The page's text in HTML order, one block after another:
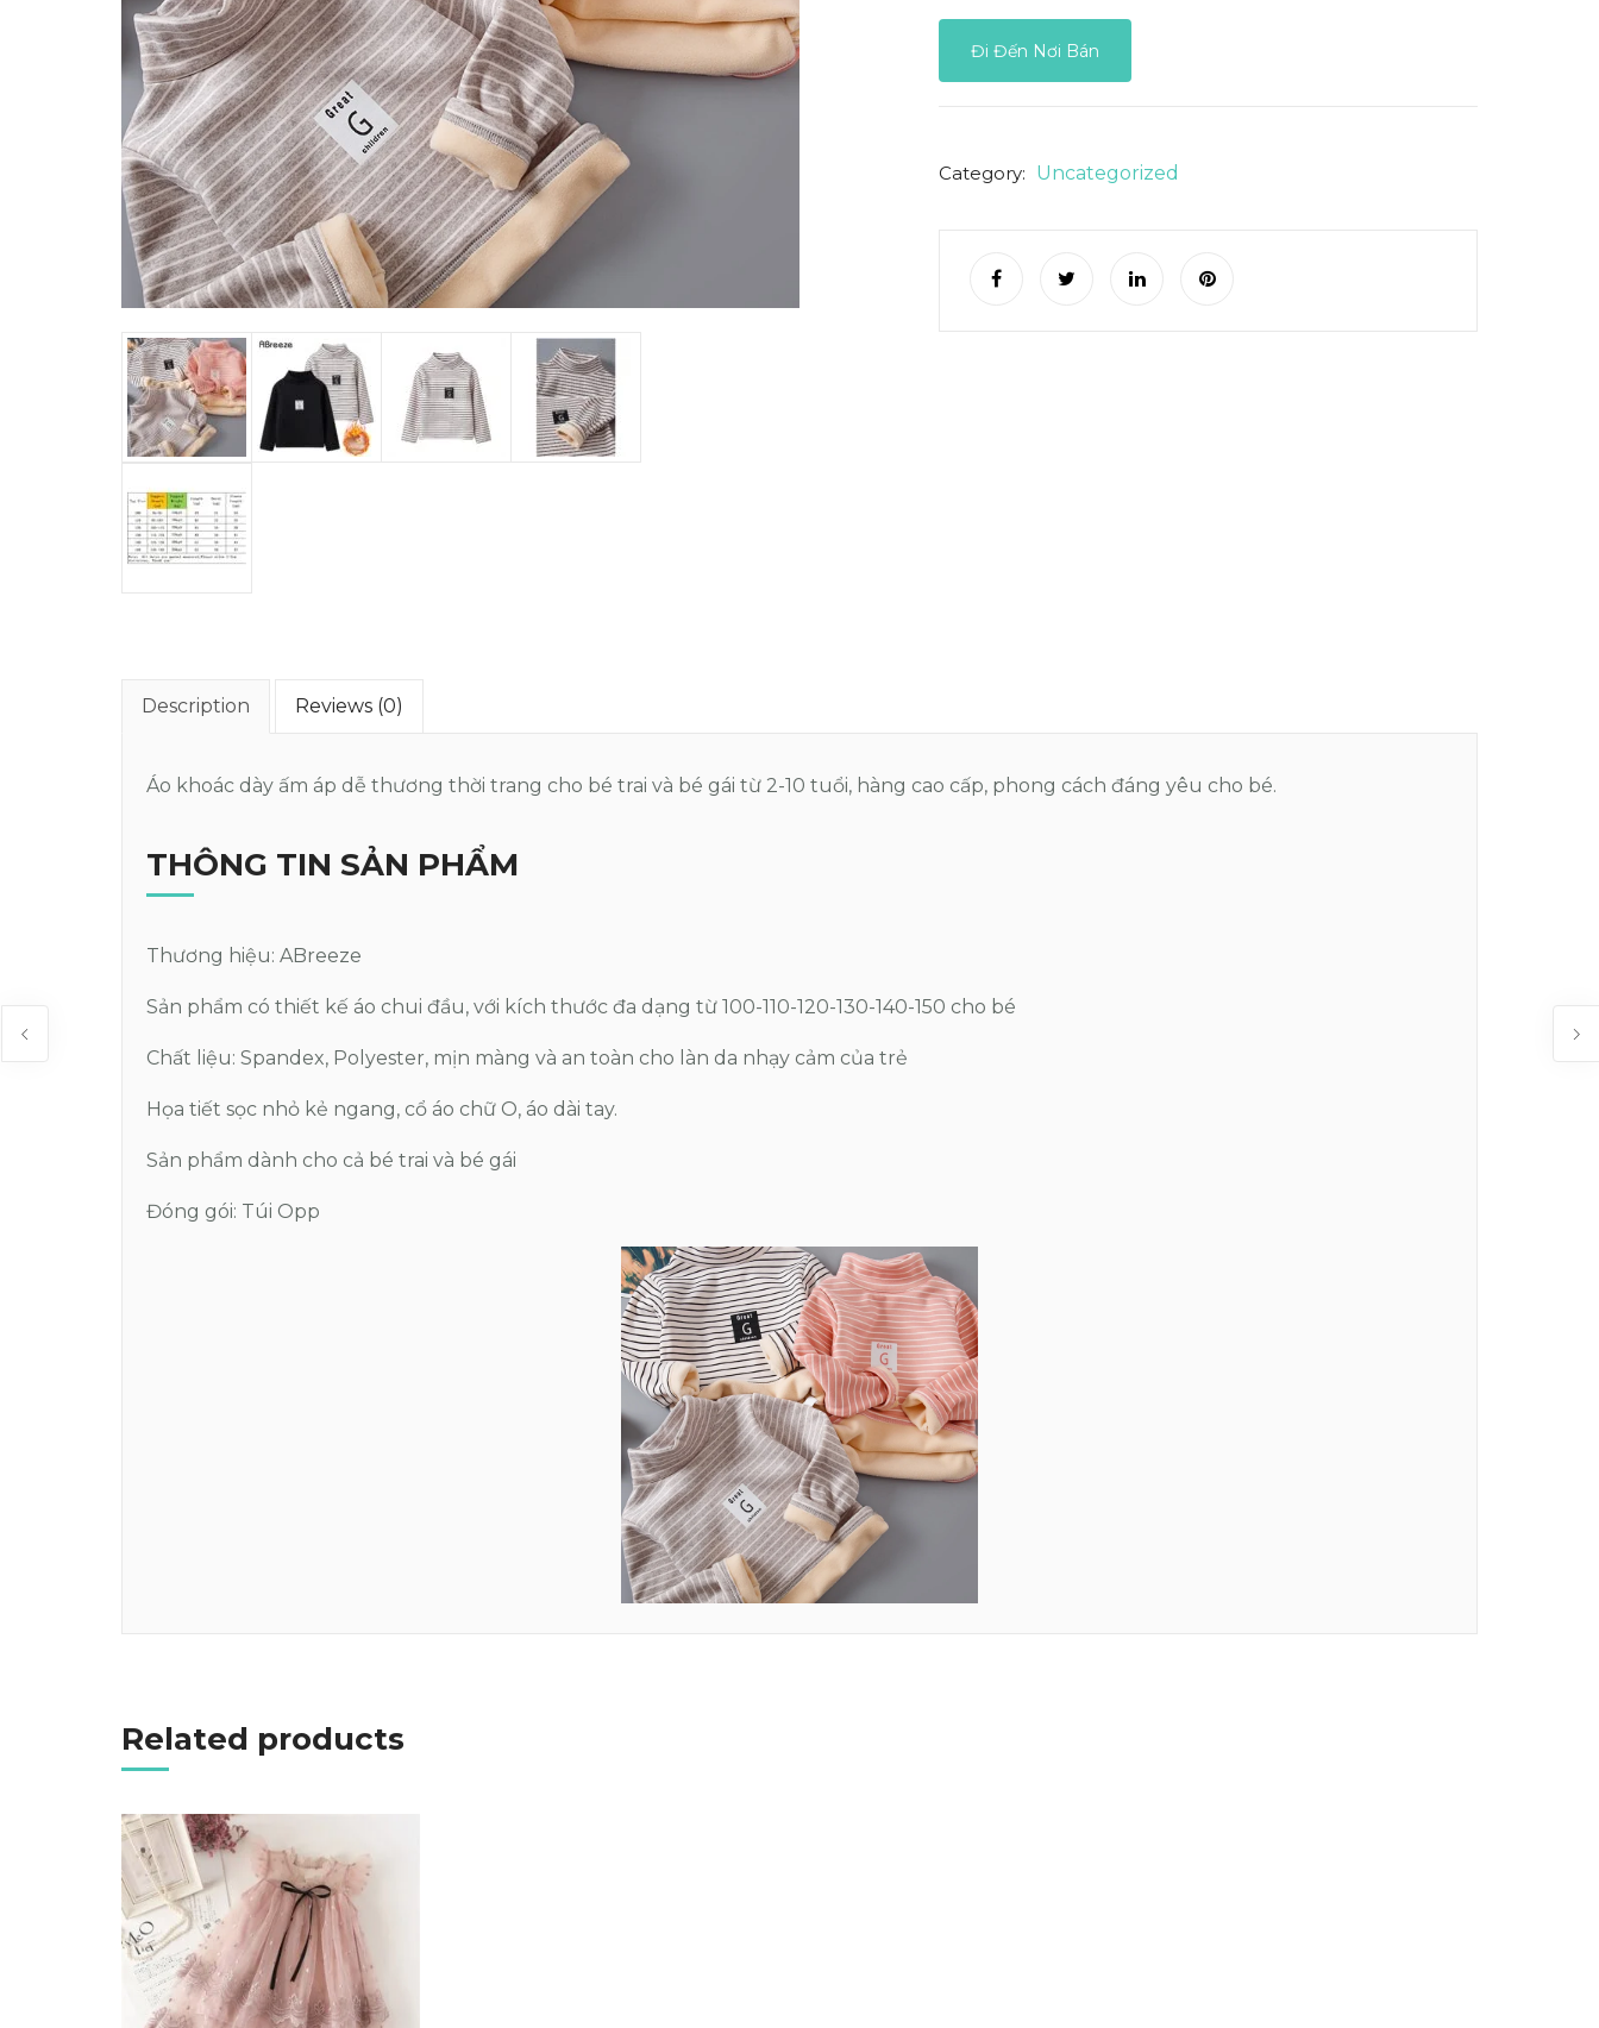
Đi Đến Nơi Bán
Category: Uncategorized
Description Reviews (0)
Áo khoác dày ấm áp dễ thương thời trang cho bé trai và bé gái từ 2-10 tuổi, hàng cao cấp, phong cách đáng yêu cho bé.
THÔNG TIN SẢN PHẨM
Thương hiệu: ABreeze
Sản phẩm có thiết kế áo chui đầu, với kích thước đa dạng từ 100-110-120-130-140-150 cho bé
Chất liệu: Spandex, Polyester, mịn màng và an toàn cho làn da nhạy cảm của trẻ
Họa tiết sọc nhỏ kẻ ngang, cổ áo chữ O, áo dài tay.
Sản phẩm dành cho cả bé trai và bé gái
Đóng gói: Túi Opp
Related products
Đi Đến Nơi Bán